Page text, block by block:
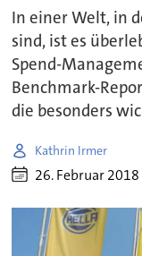
In einer Welt, in
sind, ist es
Spend-
Benchmark-
die besonders
Kathrin Irmer
26. Februar 2018